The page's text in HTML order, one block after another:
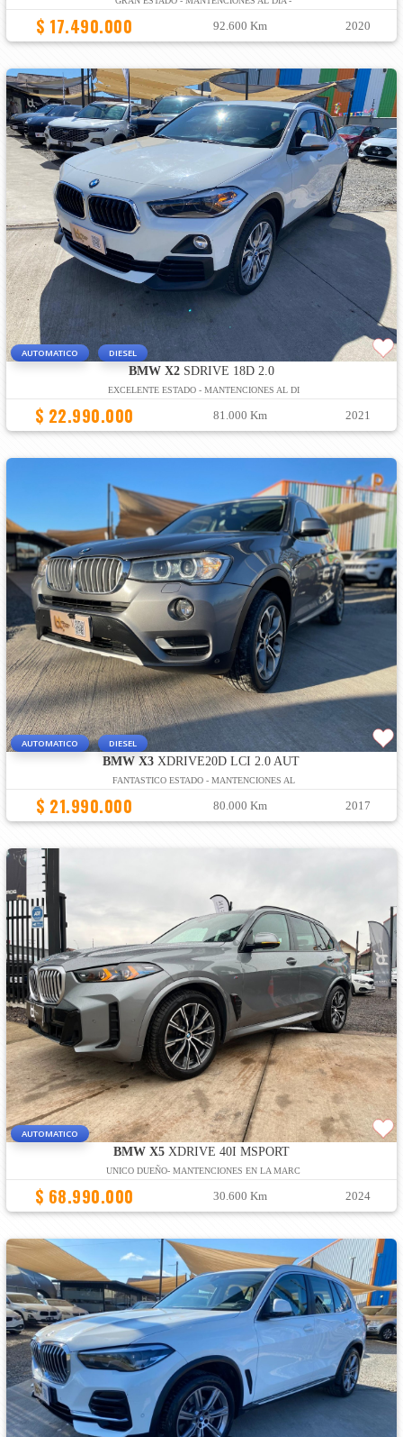
$ 17.490.000 92.600 Km 2020
AUTOMATICO DIESEL
BMW X2SDRIVE 18D 2.0
EXCELENTE ESTADO - MANTENCIONES AL DI
$ 22.990.000 81.000 Km 2021
AUTOMATICO DIESEL
BMW X3 XDRIVE20D LCI 2.0 AUT
FANTASTICO ESTADO - MANTENCIONES AL
$ 21.990.000 80.000 Km 2017
AUTOMATICO
BMW X5XDRIVE 40I MSPORT
UNICO DUEÑO- MANTENCIONES EN LA MARC
$ 68.990.000 30.600 Km 2024